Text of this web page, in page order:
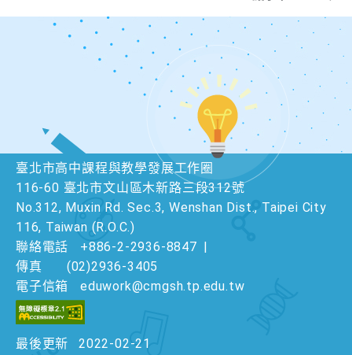
臺北市高中課程與教學發展工作圈
116-60 臺北市文山區木新路三段312號
No.312, Muxin Rd. Sec.3, Wenshan Dist., Taipei City
116, Taiwan (R.O.C.)
聯絡電話
+886-2-2936-8847 |
傳真
(02)2936-3405
電子信箱
eduwork@cmgsh.tp.edu.tw
最後更新 2022-02-21